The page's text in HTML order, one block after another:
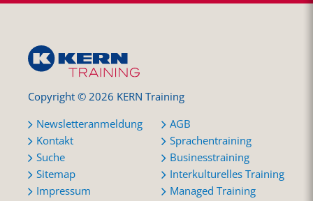
Copyright © 2026 KERN Training
Newsletteranmeldung
Kontakt
Suche
Sitemap
Impressum
AGB
Sprachentraining
Businesstraining
Interkulturelles Training
Managed Training